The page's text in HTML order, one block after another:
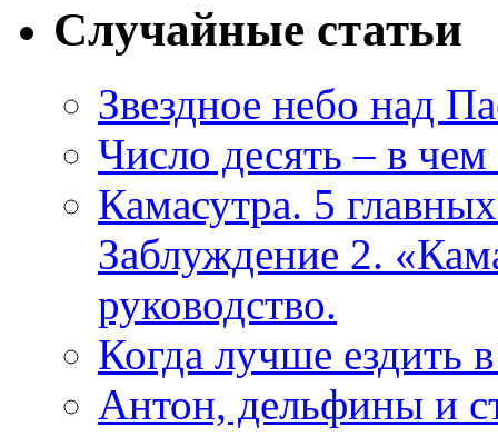
Случайные статьи
Звездное небо над
Число десять – в чем
Камасутра. 5
Заблуждение 2.
руководство.
Когда лучше ездить
Антон, дельфины и